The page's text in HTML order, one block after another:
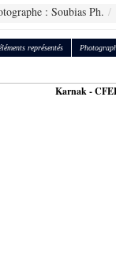
: Soubias Ph.
représentés